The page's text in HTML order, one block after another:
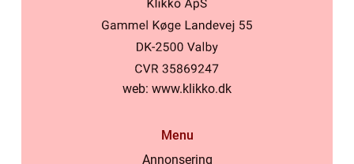
web: www.klikko.dk
Menu
Annonsering